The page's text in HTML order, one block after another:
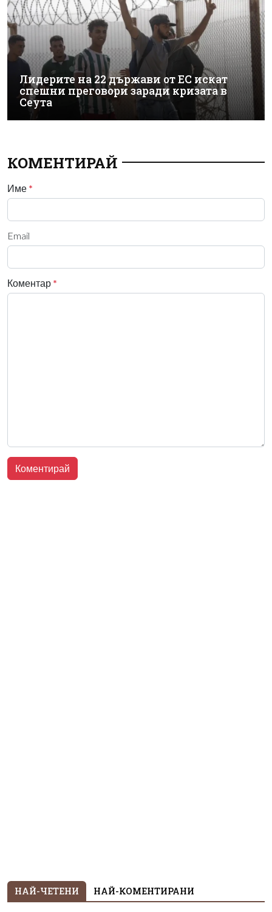
Лидерите на 22 държави от ЕС искат
спешни преговори заради кризата в
Сеута
КОМЕНТИРАЙ
Име *
Email
Коментар *
НАЙ-ЧЕТЕНИ НАЙ-КОМЕНТИРАНИ